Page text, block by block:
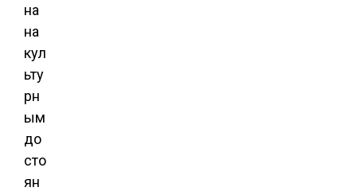
на
на
кул
ьту
рн
ым
до
сто
ян